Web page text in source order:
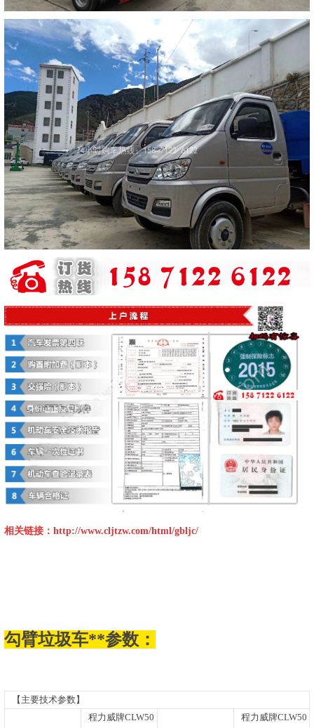
相关链接： http://www.cljtzw.com/html/gbljc/
勾臂垃圾车**参数：
【主要技术参数】
程力威牌CLW50
程力威牌CLW50